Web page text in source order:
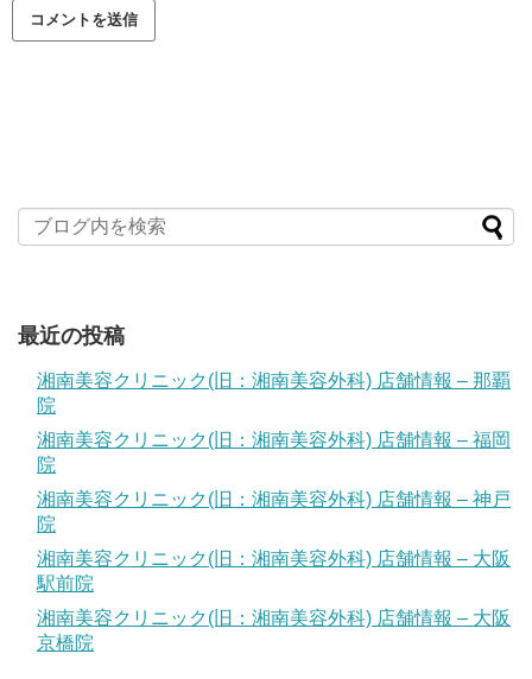
最近の投稿
湘南美容クリニック(旧：湘南美容外科) 店舗情報 – 那覇
院
湘南美容クリニック(旧：湘南美容外科) 店舗情報 – 福岡
院
湘南美容クリニック(旧：湘南美容外科) 店舗情報 – 神戸
院
湘南美容クリニック(旧：湘南美容外科) 店舗情報 – 大阪
駅前院
湘南美容クリニック(旧：湘南美容外科) 店舗情報 – 大阪
京橋院